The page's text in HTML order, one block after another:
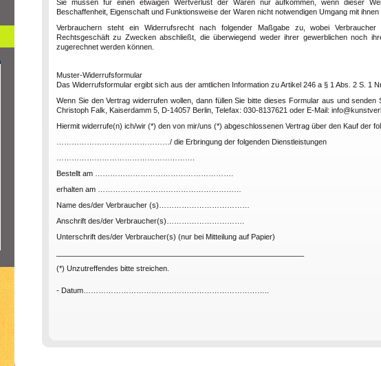
Sie müssen für einen etwaigen Wertverlust der Waren nur aufkommen, wenn dieser
Beschaffenheit, Eigenschaft und Funktionsweise der Waren nicht notwendigen Umgang mit
Verbrauchern steht ein Widerrufsrecht nach folgender Maßgabe zu, wobei
Rechtsgeschäft zu Zwecken abschließt, die überwiegend weder ihrer gewerblichen noch
zugerechnet werden können.
Muster-Widerrufsformular
Das Widerrufsformular ergibt sich aus der amtlichen Information zu Artikel 246 a § 1 Abs. 2 S. 1
Wenn Sie den Vertrag widerrufen wollen, dann füllen Sie bitte dieses Formular aus und
Christoph Falk, Kaiserdamm 5, D-14057 Berlin, Telefax: 030-8137621 oder E-Mail:
Hiermit widerrufe(n) ich/wir (*) den von mir/uns (*) abgeschlossenen Vertrag über den Kauf der
………………………………………/ die Erbringung der folgenden Dienstleistungen
Bestellt am ……………………………………………….
erhalten am …………………………………………………
Name des/der Verbraucher (s)………………………………
Anschrift des/der Verbraucher(s)………………………….
Unterschrift des/der Verbraucher(s) (nur bei Mitteilung auf Papier)
(*) Unzutreffendes bitte streichen.
- Datum………………………………………………………………..